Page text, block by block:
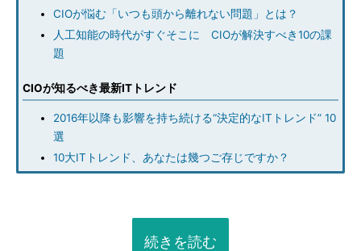
CIOが悩む「いつも頭から離れない問題」とは？
人工知能の時代がすぐそこに CIOが解決すべき10の課
題
CIOが知るべき最新ITトレンド
2016年以降も影響を持ち続ける“決定的なITトレンド” 10
選
10大ITトレンド、あなたは幾つご存じですか？
続きを読む